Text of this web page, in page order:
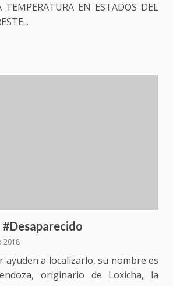
TEMPERATURA EN ESTADOS DEL
#Desaparecido
2018
ayuden a localizarlo, su nombre es
originario de Loxicha, la